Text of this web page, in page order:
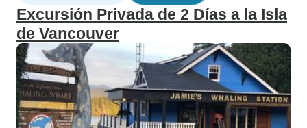
Excursión Privada de 2 Días a la Isla
de Vancouver